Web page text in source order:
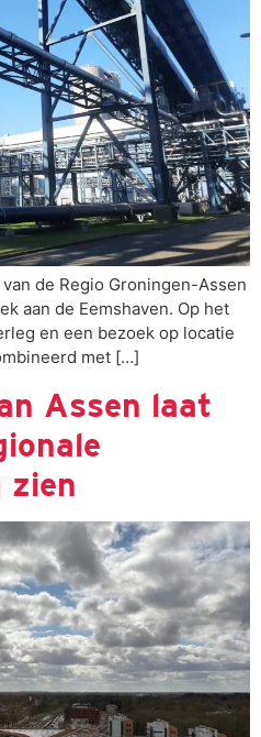
de Regio Groningen-Assen
aan de Eemshaven. Op het
en een bezoek op locatie
met […]
Assen laat
zien